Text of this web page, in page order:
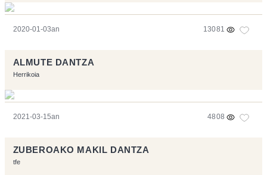
2020-01-03an 13081
ALMUTE DANTZA
Herrikoia
2021-03-15an 4808
ZUBEROAKO MAKIL DANTZA
tfe